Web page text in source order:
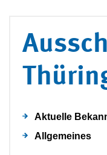
Aktuelle
Allgemeines